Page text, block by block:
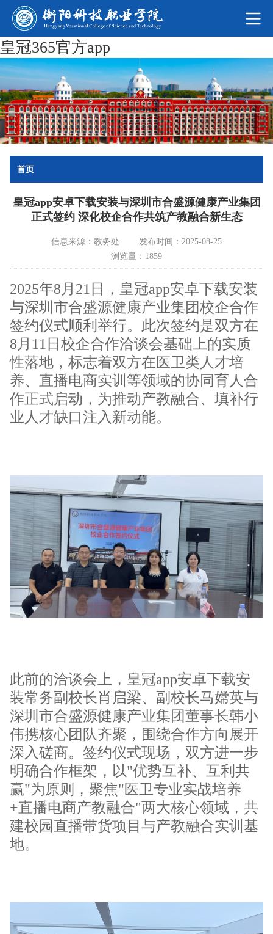
皇冠365官方app
首页
皇冠app安卓下载安装与深圳市合盛源健康产业集团
正式签约 深化校企合作共筑产教融合新生态
信息来源：教务处
发布时间：2025-08-25
浏览量：1859
2025年8月21日，皇冠app安卓下载安装
与深圳市合盛源健康产业集团校企合作
签约仪式顺利举行。此次签约是双方在
8月11日校企合作洽谈会基础上的实质
性落地，标志着双方在医卫类人才培
养、直播电商实训等领域的协同育人合
作正式启动，为推动产教融合、填补行
业人才缺口注入新动能。
此前的洽谈会上，皇冠app安卓下载安
装常务副校长肖启梁、副校长马嫦英与
深圳市合盛源健康产业集团董事长韩小
伟携核心团队齐聚，围绕合作方向展开
深入磋商。签约仪式现场，双方进一步
明确合作框架，以"优势互补、互利共
赢"为原则，聚焦"医卫专业实战培养
+直播电商产教融合"两大核心领域，共
建校园直播带货项目与产教融合实训基
地。